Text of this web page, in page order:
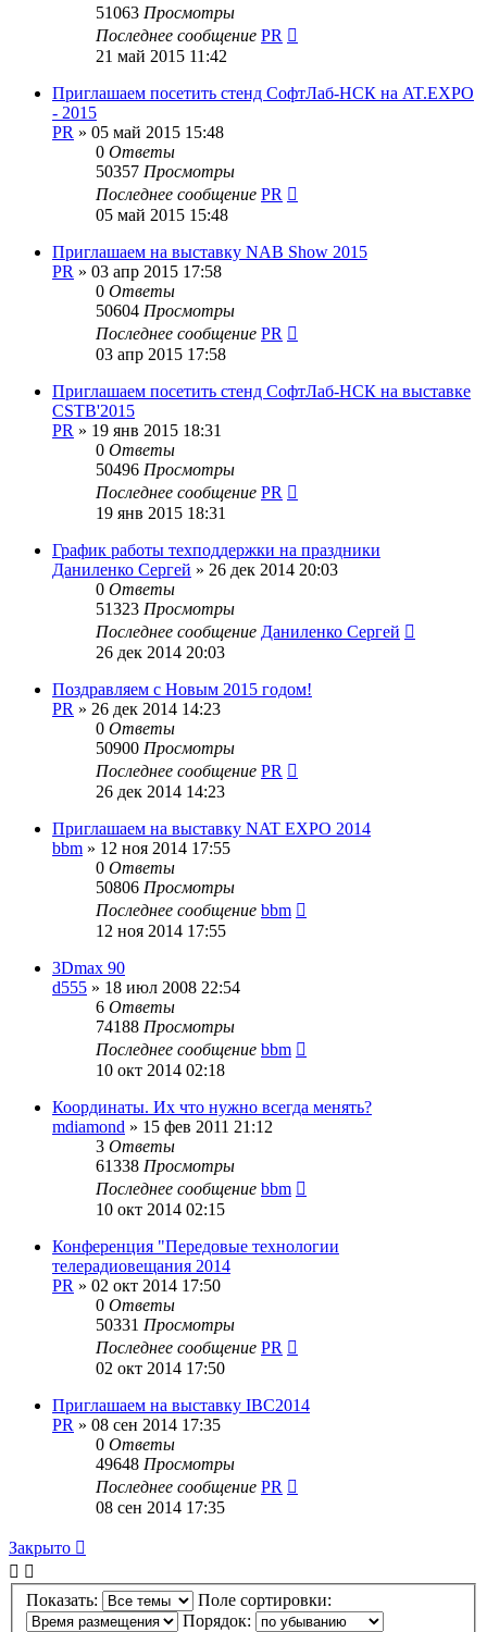
51063 Просмотры
Последнее сообщение PR
21 май 2015 11:42
Приглашаем посетить стенд СофтЛаб-НСК на AT.EXPO
- 2015
PR » 05 май 2015 15:48
0 Ответы
50357 Просмотры
Последнее сообщение PR
05 май 2015 15:48
Приглашаем на выставку NAB Show 2015
PR » 03 апр 2015 17:58
0 Ответы
50604 Просмотры
Последнее сообщение PR
03 апр 2015 17:58
Приглашаем посетить стенд СофтЛаб-НСК на выставке
CSTB'2015
PR » 19 янв 2015 18:31
0 Ответы
50496 Просмотры
Последнее сообщение PR
19 янв 2015 18:31
График работы техподдержки на праздники
Даниленко Сергей » 26 дек 2014 20:03
0 Ответы
51323 Просмотры
Последнее сообщение Даниленко Сергей
26 дек 2014 20:03
Поздравляем с Новым 2015 годом!
PR » 26 дек 2014 14:23
0 Ответы
50900 Просмотры
Последнее сообщение PR
26 дек 2014 14:23
Приглашаем на выставку NAT EXPO 2014
bbm » 12 ноя 2014 17:55
0 Ответы
50806 Просмотры
Последнее сообщение bbm
12 ноя 2014 17:55
3Dmax 90
d555 » 18 июл 2008 22:54
6 Ответы
74188 Просмотры
Последнее сообщение bbm
10 окт 2014 02:18
Координаты. Их что нужно всегда менять?
mdiamond » 15 фев 2011 21:12
3 Ответы
61338 Просмотры
Последнее сообщение bbm
10 окт 2014 02:15
Конференция "Передовые технологии
телерадиовещания 2014
PR » 02 окт 2014 17:50
0 Ответы
50331 Просмотры
Последнее сообщение PR
02 окт 2014 17:50
Приглашаем на выставку IBC2014
PR » 08 сен 2014 17:35
0 Ответы
49648 Просмотры
Последнее сообщение PR
08 сен 2014 17:35
Закрыто
Показать:
Поле сортировки:
Порядок: